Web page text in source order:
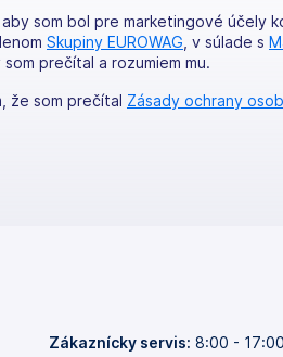
aby som bol pre marketingové účely
Skupiny EUROWAG , v súlade s
som prečítal a rozumiem mu.
že som prečítal Zásady ochrany
Zákaznícky servis: 8:00 -